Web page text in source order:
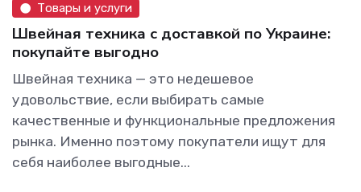
Товары и услуги
Швейная техника с доставкой по Украине:
покупайте выгодно
Швейная техника — это недешевое
удовольствие, если выбирать самые
качественные и функциональные предложения
рынка. Именно поэтому покупатели ищут для
себя наиболее выгодные...